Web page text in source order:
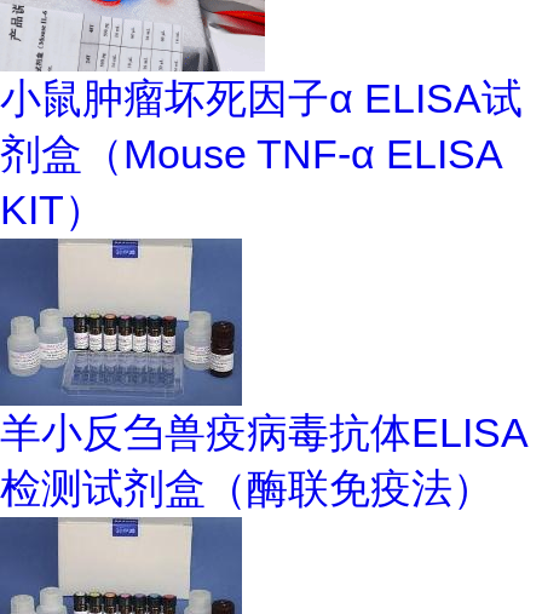
小鼠肿瘤坏死因子α ELISA试
剂盒（Mouse TNF-α ELISA
KIT）
羊小反刍兽疫病毒抗体ELISA
检测试剂盒（酶联免疫法）